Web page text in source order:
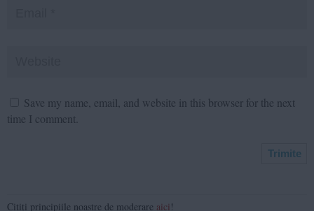
Save my name, email, and website in this browser for the next
time I comment.
Citiți principiile noastre de moderare aici !